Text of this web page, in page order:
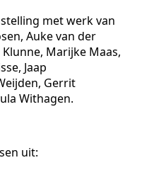
met werk van
Auke van der
Marijke Maas,
Jaap
Gerrit
Withagen.
uit: